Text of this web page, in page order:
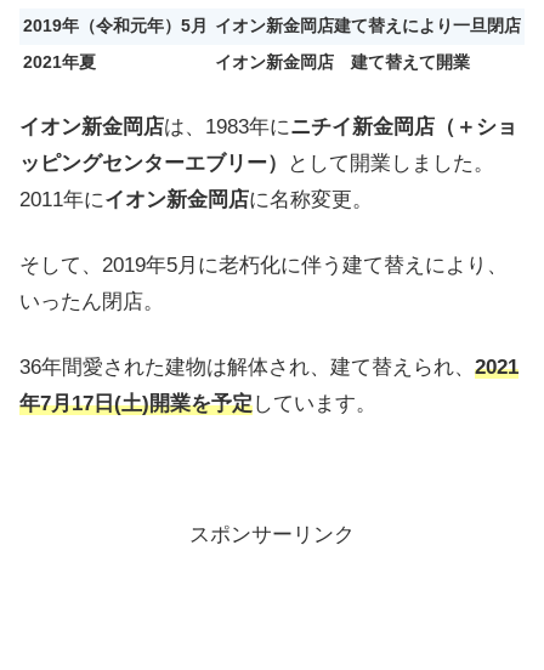
2019年（令和元年）5月
イオン新金岡店建て替えにより一旦閉店
2021年夏
イオン新金岡店 建て替えて開業
イオン新金岡店は、1983年にニチイ新金岡店（＋ショ
ッピングセンターエブリー）
として開業しました。
2011年にイオン新金岡店に名称変更。
そして、2019年5月に老朽化に伴う建て替えにより、
いったん閉店。
36年間愛された建物は解体され、建て替えられ、 2021
年7月17日(土)開業を予定しています。
スポンサーリンク